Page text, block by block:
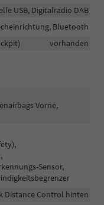
USB, Digitalradio DAB
Bluetooth
vorhanden
Vorne,
Sensor,
Distance Control hinten